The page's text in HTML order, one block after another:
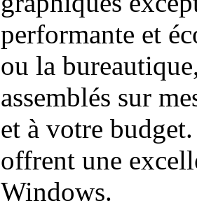
performante et
ou la
assemblés sur
et à votre
offrent une
Windows.